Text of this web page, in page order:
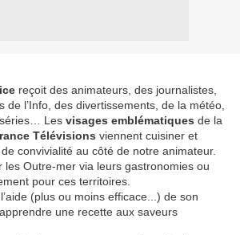
reçoit des animateurs, des journalistes,
de l’Info, des divertissements, de la météo,
Les visages emblématiques de la
Télévisions viennent cuisiner et
convivialité au côté de notre animateur.
les Outre-mer via leurs gastronomies ou
pour ces territoires.
(plus ou moins efficace...) de son
une recette aux saveurs